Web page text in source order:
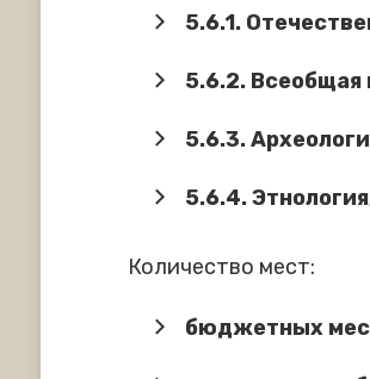
5.6.1.
5.6.2. Всеобщая
5.6.3.
5.6.4.
Количество мест:
бюджетных